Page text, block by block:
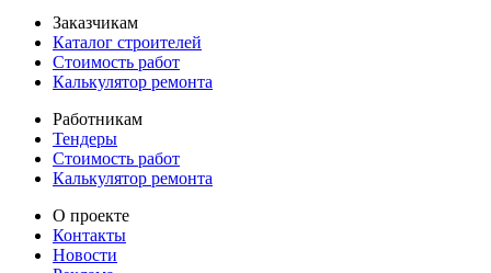
Заказчикам
Каталог строителей
Стоимость работ
Калькулятор ремонта
Работникам
Тендеры
Стоимость работ
Калькулятор ремонта
О проекте
Контакты
Новости